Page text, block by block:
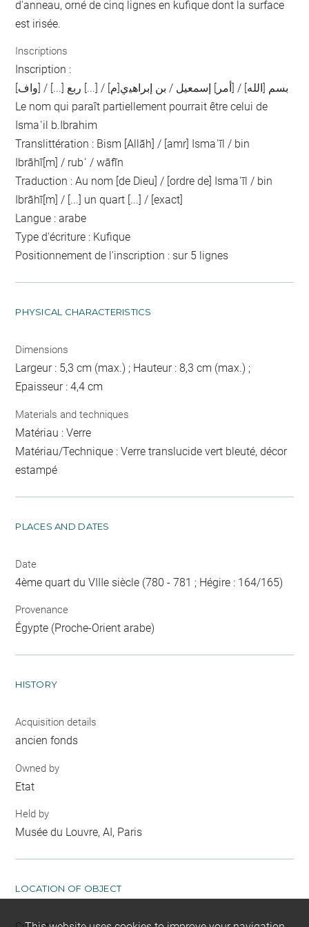
d'anneau, orné de cinq lignes en kufique dont la surface
est irisée.
Inscriptions
Inscription :
بسم [الله] / [أمر] إسمعيل / بن إبراﻫﻴي[م] / [...] ربع [...] / [واف]
Le nom qui paraît partiellement pourrait être celui de
Ismaʿil b.Ibrahim
Translittération : Bism [Allāh] / [amr] Ismaʿīl / bin
Ibrāhī[m] / rubʿ / wāfīn
Traduction : Au nom [de Dieu] / [ordre de] Ismaʿīl / bin
Ibrāhī[m] / [...] un quart [...] / [exact]
Langue : arabe
Type d'écriture : Kufique
Positionnement de l'inscription : sur 5 lignes
PHYSICAL CHARACTERISTICS
Dimensions
Largeur : 5,3 cm (max.) ; Hauteur : 8,3 cm (max.) ;
Epaisseur : 4,4 cm
Materials and techniques
Matériau : Verre
Matériau/Technique : Verre translucide vert bleuté, décor
estampé
PLACES AND DATES
Date
4ème quart du VIIIe siècle (780 - 781 ; Hégire : 164/165)
Provenance
Égypte (Proche-Orient arabe)
HISTORY
Acquisition details
ancien fonds
Owned by
Etat
Held by
Musée du Louvre, AI, Paris
LOCATION OF OBJECT